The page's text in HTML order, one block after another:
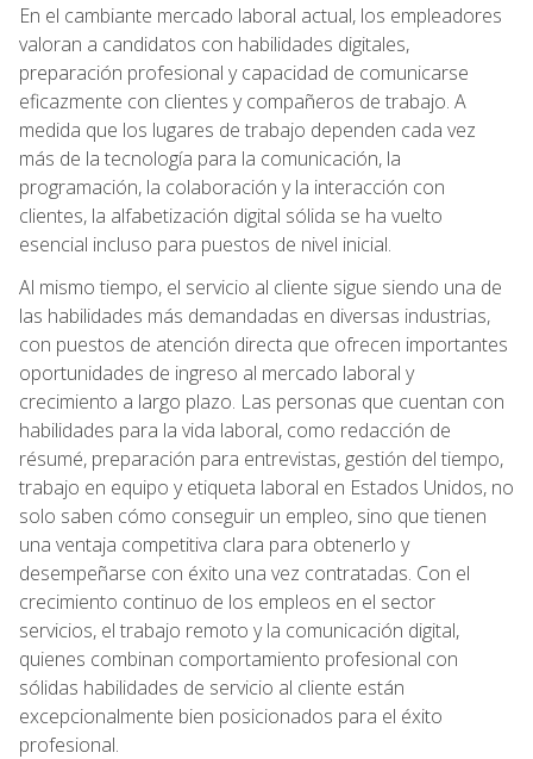
En el cambiante mercado laboral actual, los empleadores
valoran a candidatos con habilidades digitales,
preparación profesional y capacidad de comunicarse
eficazmente con clientes y compañeros de trabajo. A
medida que los lugares de trabajo dependen cada vez
más de la tecnología para la comunicación, la
programación, la colaboración y la interacción con
clientes, la alfabetización digital sólida se ha vuelto
esencial incluso para puestos de nivel inicial.
Al mismo tiempo, el servicio al cliente sigue siendo una de
las habilidades más demandadas en diversas industrias,
con puestos de atención directa que ofrecen importantes
oportunidades de ingreso al mercado laboral y
crecimiento a largo plazo. Las personas que cuentan con
habilidades para la vida laboral, como redacción de
résumé, preparación para entrevistas, gestión del tiempo,
trabajo en equipo y etiqueta laboral en Estados Unidos, no
solo saben cómo conseguir un empleo, sino que tienen
una ventaja competitiva clara para obtenerlo y
desempeñarse con éxito una vez contratadas. Con el
crecimiento continuo de los empleos en el sector
servicios, el trabajo remoto y la comunicación digital,
quienes combinan comportamiento profesional con
sólidas habilidades de servicio al cliente están
excepcionalmente bien posicionados para el éxito
profesional.